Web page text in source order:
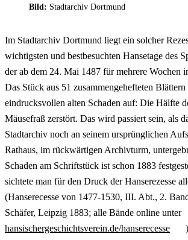
Bild: Stadtarchiv Dortmund
Im Stadtarchiv Dortmund liegt ein solcher
wichtigsten und bestbesuchten Hansetage des
der ab dem 24. Mai 1487 für mehrere Wochen
Das Stück aus 51 zusammengehefteten
eindrucksvollen alten Schaden auf: Die Hälfte
Mäusefraß zerstört. Das wird passiert sein, als
Stadtarchiv noch an seinem ursprünglichen
Rathaus, im rückwärtigen Archivturm,
Schaden am Schriftstück ist schon 1883
sichtete man für den Druck der Hanserezesse
(Hanserecesse von 1477-1530, III. Abt., 2.
Schäfer, Leipzig 1883; alle Bände online unter
hansischergeschichtsverein.de/hanserecesse